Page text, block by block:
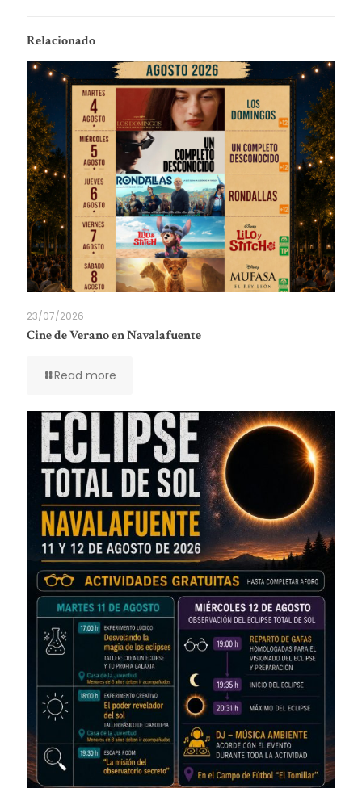
Relacionado
23/07/2026
Cine de Verano en Navalafuente
Read more